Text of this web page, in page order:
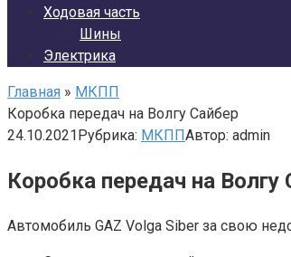
Ходовая часть
Шины
Электрика
Главная » МКПП
Коробка передач на Волгу Сайбер
24.10.2021Рубрика: МКППАвтор: admin
Коробка передач на Волгу
Автомобиль GAZ Volga Siber за свою